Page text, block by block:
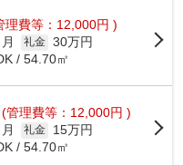
理費等：12,000円 )
礼金 30万円
/ 54.70㎡
(管理費等：12,000円 )
礼金
15万円
/ 54.70㎡